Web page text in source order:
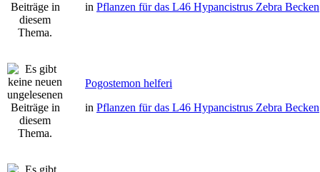
in Pflanzen für das L46 Hypancistrus Zebra Becken
Pogostemon helferi
in Pflanzen für das L46 Hypancistrus Zebra Becken